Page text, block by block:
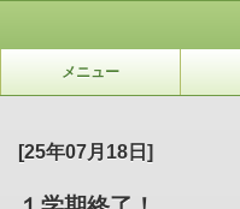
メニュー
[25年07月18日]